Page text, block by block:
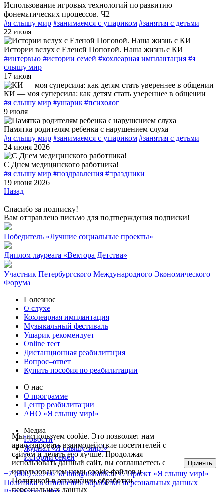
Использование игровых технологий по развитию
фонематических процессов. Ч2
#я слышу мир #занимаемся с ушариком #занятия с детьми
22 июля
Истории вслух с Еленой Поповой. Наша жизнь с КИ
#интервью #истории семей #кохлеарная имплантация #я
слышу мир
17 июля
КИ — моя суперсила: как детям стать увереннее в общении
#я слышу мир #ушарик #психолог
9 июля
Памятка родителям ребенка с нарушением слуха
#я слышу мир #занимаемся с ушариком #занятия с детьми
24 июня 2026
С Днем медицинского работника!
#я слышу мир #поздравления #праздники
19 июня 2026
Назад
+
Спасибо за подписку!
Вам отправлено письмо для подтверждения подписки!
Победитель «Лучшие социальные проекты»
Диплом лауреата «Вектора Детства»
Участник Петербургского Международного Экономического
Форума
Полезное
О слухе
Кохлеарная имплантация
Музыкальный фестиваль
Ушарик рекомендует
Online тест
Дистанционная реабилитация
Вопрос–ответ
Купить пособия по реабилитации
О нас
О программе
Центр реабилитации
АНО «Я слышу мир!»
Медиа
Новости
Журнал «Я слышу мир!»
Истории семей
+7 (800) 555 66 56 info@usharik.ru © Проект «Я слышу мир!»
Политика в отношении обработки персональных данных
Мы используем cookie. Это позволяет нам
анализировать взаимодействие посетителей с
сайтом и делать его лучше. Продолжая
использовать данный сайт, вы соглашаетесь с
использованием нами cookie-файлов и
Политикой в отношении обработки
персональных данных
Принять